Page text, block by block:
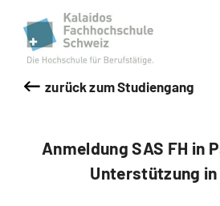
Kalaidos
zurück zum Studiengang
Anmeldung SAS FH in
Unterstützung